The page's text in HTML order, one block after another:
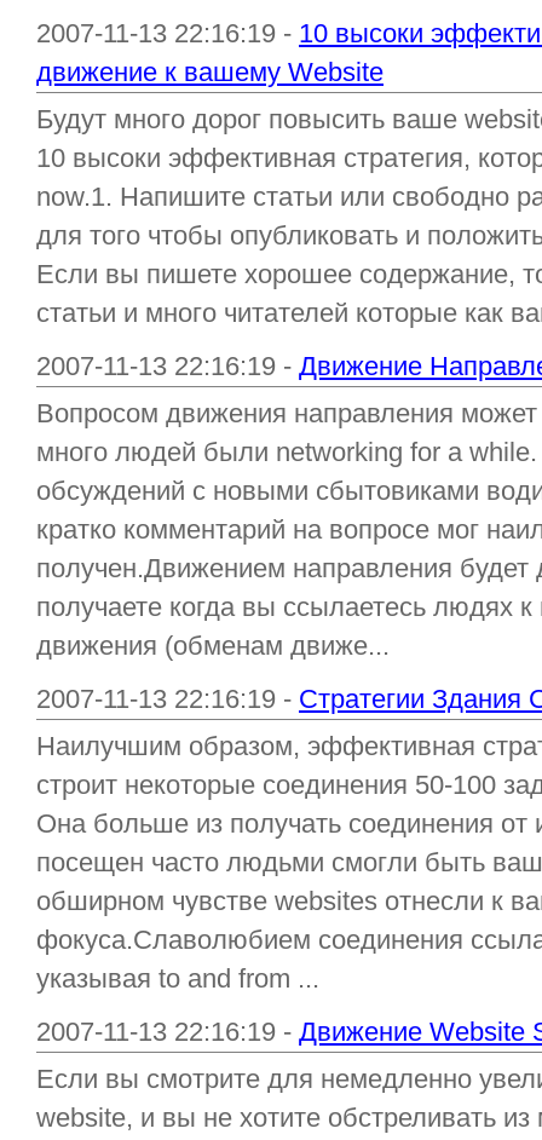
2007-11-13 22:16:19 - 10 высоки
движение к вашему Website
Будут много дорог повысить ваше
10 высоки эффективная стратегия,
now.1. Напишите статьи или свободно
для того чтобы опубликовать и
Если вы пишете хорошее содержание,
статьи и много читателей которые как
2007-11-13 22:16:19 - Движение
Вопросом движения направления
много людей были networking for a
обсуждений с новыми сбытовиками
кратко комментарий на вопросе мог
получен.Движением направления
получаете когда вы ссылаетесь людях
движения (обменам движе...
2007-11-13 22:16:19 - Стратегии Здания
Наилучшим образом, эффективная
строит некоторые соединения 50-100
Она больше из получать соединения
посещен часто людьми смогли быть
обширном чувстве websites отнесли к
фокуса.Славолюбием соединения
указывая to and from ...
2007-11-13 22:16:19 - Движение Website
Если вы смотрите для немедленно
website, и вы не хотите обстреливать